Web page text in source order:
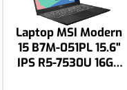
Laptop MSI Modern
15 B7M-051PL 15.6"
IPS R5-7530U 16GB